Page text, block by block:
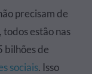
precisam de
todos estão nas
bilhões de
sociais. Isso